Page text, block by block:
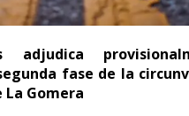
adjudica
fase de la
La Gomera